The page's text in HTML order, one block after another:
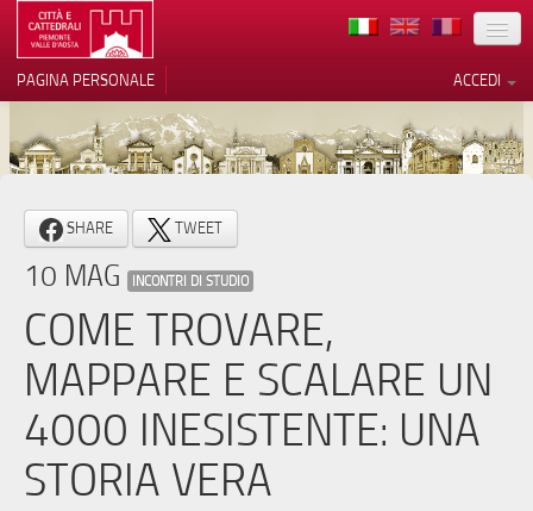
TERRITORIO
ARCHITETTURE
MUSEI
ITINERARI
EVENTI
CONTATTI
PRESS
ACCEDI
PAGINA PERSONALE
SHARE TWEET
10 MAG INCONTRI DI STUDIO
COME TROVARE,
MAPPARE E SCALARE UN
4000 INESISTENTE: UNA
STORIA VERA
Informativa sulla raccolta
Le tue preferenze relative alla